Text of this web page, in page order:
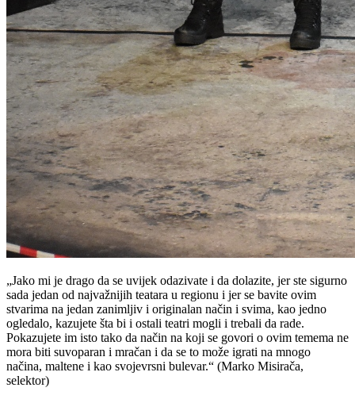
„Jako mi je drago da se uvijek odazivate i da dolazite, jer ste sigurno
sada jedan od najvažnijih teatara u regionu i jer se bavite ovim
stvarima na jedan zanimljiv i originalan način i svima, kao jedno
ogledalo, kazujete šta bi i ostali teatri mogli i trebali da rade.
Pokazujete im isto tako da način na koji se govori o ovim temema ne
mora biti suvoparan i mračan i da se to može igrati na mnogo
načina, maltene i kao svojevrsni bulevar.“ (Marko Misirača,
selektor)